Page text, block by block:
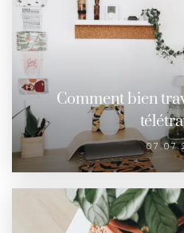
Comment bien